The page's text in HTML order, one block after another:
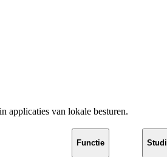
in applicaties van lokale besturen.
Functie